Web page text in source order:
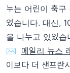
누는 어린이 축구
었습니다. 대신,
을 나누고 있었습
✉️ 메일리 뉴스
이보다 더 샌프란